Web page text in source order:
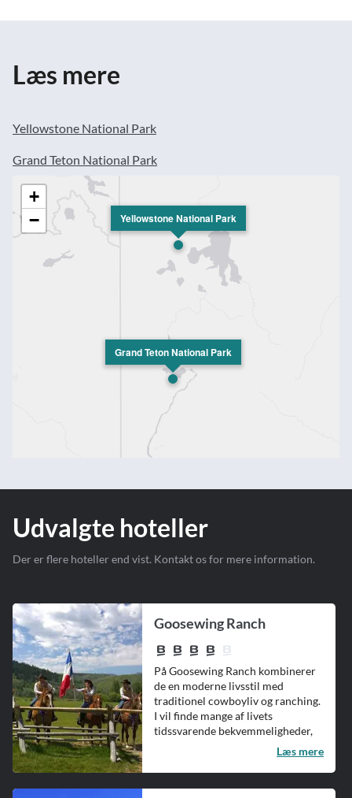
Læs mere
Yellowstone National Park
Grand Teton National Park
Yellowstone National Park
Grand Teton National Park
+
−
Udvalgte hoteller
Der er flere hoteller end vist. Kontakt os for mere information.
Goosewing Ranch
På Goosewing Ranch kombinerer
de en moderne livsstil med
traditionel cowboyliv og ranching.
I vil finde mange af livets
tidssvarende bekvemmeligheder,
Læs mere